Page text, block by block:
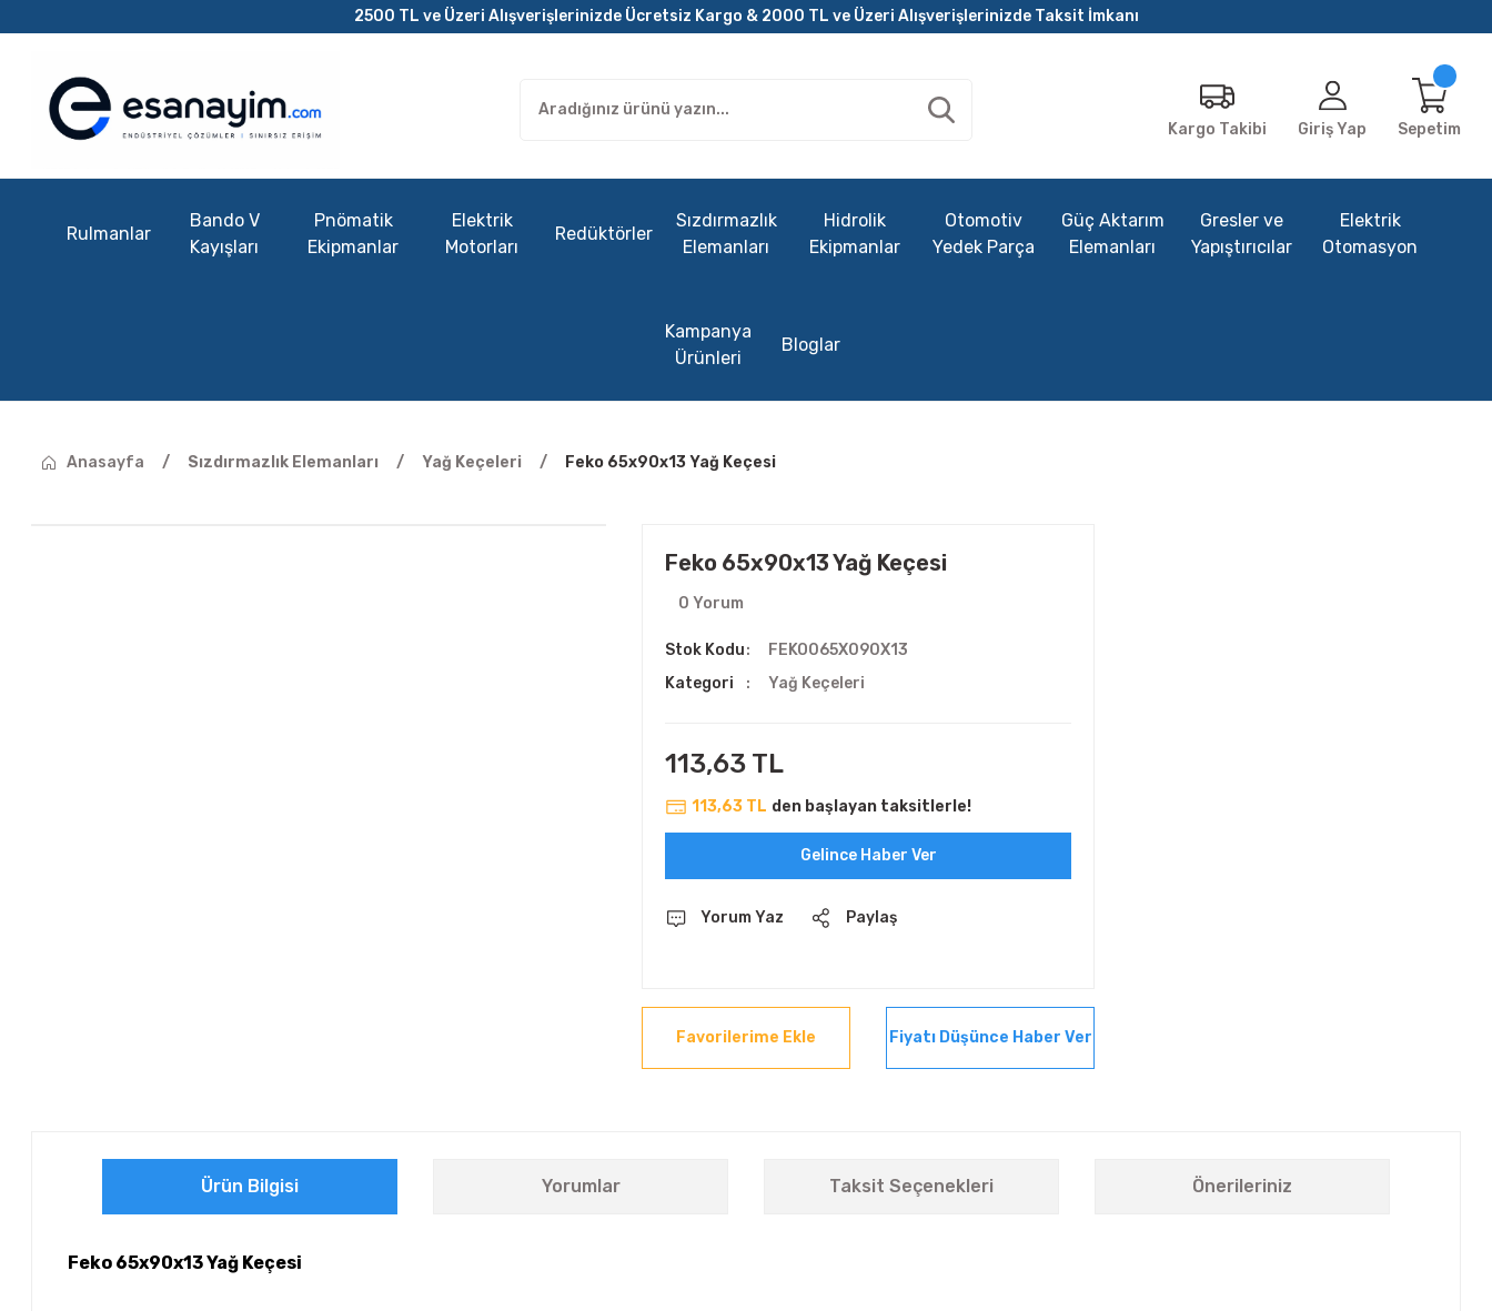
2500 TL ve Üzeri Alışverişlerinizde Ücretsiz Kargo & 2000 TL ve Üzeri Alışverişlerinizde Taksit İmkanı
Kargo Takibi Giriş Yap Sepetim
Rulmanlar
Bando V
Kayışları
Pnömatik
Ekipmanlar
Elektrik
Motorları
Redüktörler
Sızdırmazlık
Elemanları
Hidrolik
Ekipmanlar
Otomotiv
Yedek Parça
Güç Aktarım
Elemanları
Gresler ve
Yapıştırıcılar
Elektrik
Otomasyon
Kampanya
Ürünleri
Bloglar
Anasayfa Sızdırmazlık Elemanları Yağ Keçeleri Feko 65x90x13 Yağ Keçesi
Feko 65x90x13 Yağ Keçesi
0 Yorum
Stok Kodu
FEKO065X090X13
Kategori
Yağ Keçeleri
113,63 TL
113,63 TL den başlayan taksitlerle!
Gelince Haber Ver
Yorum Yaz Paylaş
Fiyatı Düşünce Haber Ver
Ürün Bilgisi Yorumlar Taksit Seçenekleri Önerileriniz
Feko 65x90x13 Yağ Keçesi